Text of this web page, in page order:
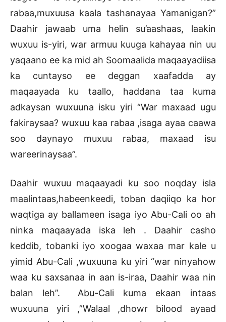
rabaa,muxuusa kaala tashanayaa Yamanigan?”
Daahir jawaab uma helin su’aashaas, laakin
wuxuu is-yiri, war armuu kuuga kahayaa nin uu
yaqaano ee ka mid ah Soomaalida maqaayadiisa
ka cuntayso ee deggan xaafadda ay
maqaayada ku taallo, haddana taa kuma
adkaysan wuxuuna isku yiri “War maxaad ugu
fakiraysaa? wuxuu kaa rabaa ,isaga ayaa caawa
soo daynayo muxuu rabaa, maxaad isu
wareerinaysaa”.
Daahir wuxuu maqaayadi ku soo noqday isla
maalintaas,habeenkeedi, toban daqiiqo ka hor
waqtiga ay ballameen isaga iyo Abu-Cali oo ah
ninka maqaayada iska leh . Daahir casho
keddib, tobanki iyo xoogaa waxaa mar kale u
yimid Abu-Cali ,wuxuuna ku yiri “war ninyahow
waa ku saxsanaa in aan is-iraa, Daahir waa nin
balan leh”. Abu-Cali kuma ekaan intaas
wuxuuna yiri ,”Walaal ,dhowr bilood ayaad